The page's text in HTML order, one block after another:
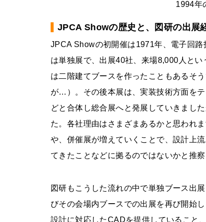
1994年
JPCA Showの歴史と、図研の出展
JPCA Showの初開催は1971年、電子回
は単独展で、出展40社、来場8,000人と
は二階建てブースを作ったこともあるそ
が…）。その後本展は、実装技術方面を
どと合体し総合展へと発展していきまし
た。各社理由はさまざまあるかと思われ
や、併催展が増えていくことで、設計上
てきたことなどに拠るのではないかと推察
図研もこうした流れの中で単独ブース出
びその会場内ブースでの出展を再び開始
設計に対応したCADを提供していること